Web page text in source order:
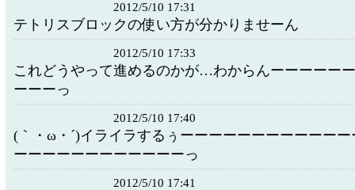
2012/5/10 17:31
テトリスブロックの使い方が分かりませー
2012/5/10 17:33
これどうやって進めるのかが…わからんーーーーー
ーーーっ
2012/5/10 17:40
(｀・ω・´)イライラするぅーーーーーーーーーーー
ーーーーーーーーーーーーっ
2012/5/10 17:41